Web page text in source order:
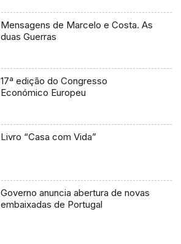
Mensagens de Marcelo e Costa. As
duas Guerras
17ª edição do Congresso
Económico Europeu
Livro “Casa com Vida”
Governo anuncia abertura de novas
embaixadas de Portugal